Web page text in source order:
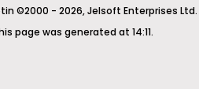
©2000 - 2026, Jelsoft Enterprises Ltd.
page was generated at 14:11.